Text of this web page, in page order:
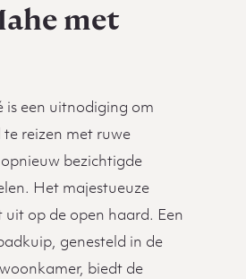
met
is een uitnodiging om
reizen met ruwe
bezichtigde
Het majestueuze
uit op de open haard. Een
genesteld in de
biedt de